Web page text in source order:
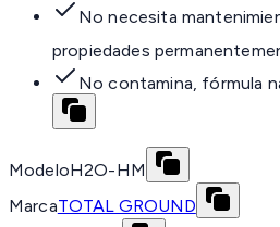
No necesita
propiedades
No contamina, fórmula
ModeloH2O-HM
MarcaTOTAL GROUND